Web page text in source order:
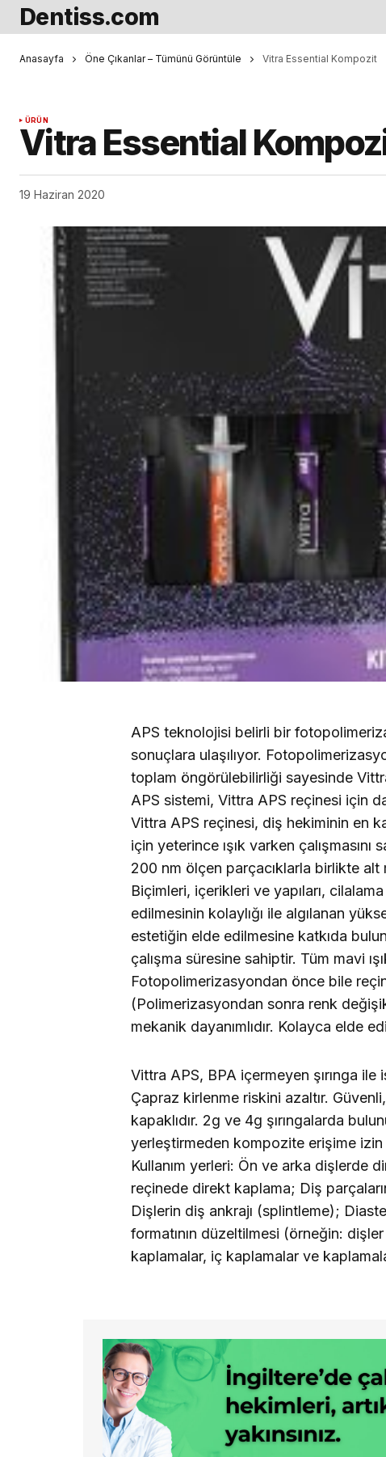
Dentiss.com
Anasayfa Öne Çıkanlar – Tümünü Görüntüle Vitra Essential Kompozit
ÜRÜN
Vitra Essential
19 Haziran 2020
APS teknolojisi belirli bir
sonuçlara ulaşılıyor.
toplam öngörülebilirliği sayesinde
APS sistemi, Vittra APS reçinesi için
Vittra APS reçinesi, diş hekiminin en
için yeterince ışık varken
200 nm ölçen parçacıklarla birlikte
Biçimleri, içerikleri ve yapıları,
edilmesinin kolaylığı ile algılanan
estetiğin elde edilmesine katkıda
çalışma süresine sahiptir. Tüm mavi
Fotopolimerizasyondan önce bile
(Polimerizasyondan sonra renk
mekanik dayanımlıdır. Kolayca elde
Vittra APS, BPA içermeyen şırınga
Çapraz kirlenme riskini azaltır.
kapaklıdır. 2g ve 4g şırıngalarda
yerleştirmeden kompozite erişime
Kullanım yerleri: Ön ve arka dişlerde
reçinede direkt kaplama; Diş
Dişlerin diş ankrajı (splintleme);
formatının düzeltilmesi (örneğin:
kaplamalar, iç kaplamalar ve